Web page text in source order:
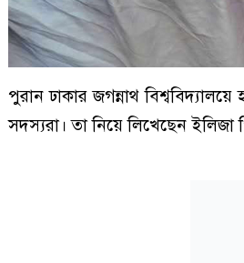
পুরান ঢাকার জগন্নাথ
সদস্যরা। তা নিয়ে লিখেছেন ইলিজা